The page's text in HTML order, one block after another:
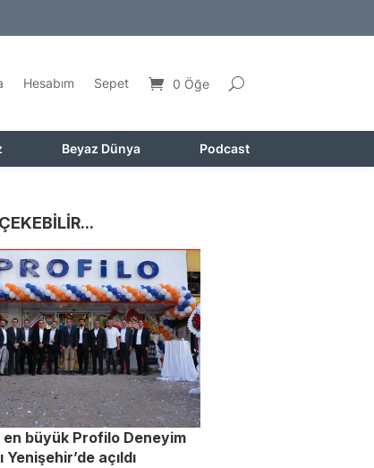
Hesabım Sepet 0 Öğe
Beyaz Dünya Podcast
en büyük Profilo Deneyim
Yenişehir’de açıldı